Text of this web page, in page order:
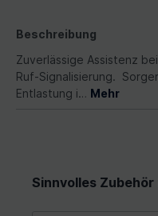
Beschreibung
Zuverlässige Assistenz
Ruf-Signalisierung.
Entlastung i… Mehr
Sinnvolles